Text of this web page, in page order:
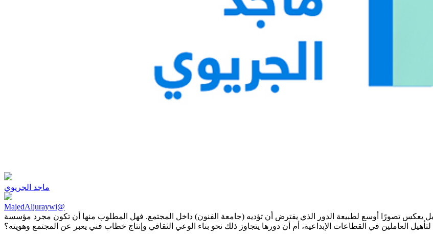
ماجد الجريوي
MajedAljuraywi@
بل يعكس تصورًا أوسع لطبيعة الدور الذي يفترض أن تؤديه (جامعة الفنون) داخل المجتمع. فهل المطلوب منها أن تكون مجرد مؤسسة
لتأهيل العاملين في القطاعات الإبداعية، أم أن دورها يتجاوز ذلك نحو بناء الوعي الثقافي وإنتاج خطاب فني يعبر عن المجتمع وهويته؟